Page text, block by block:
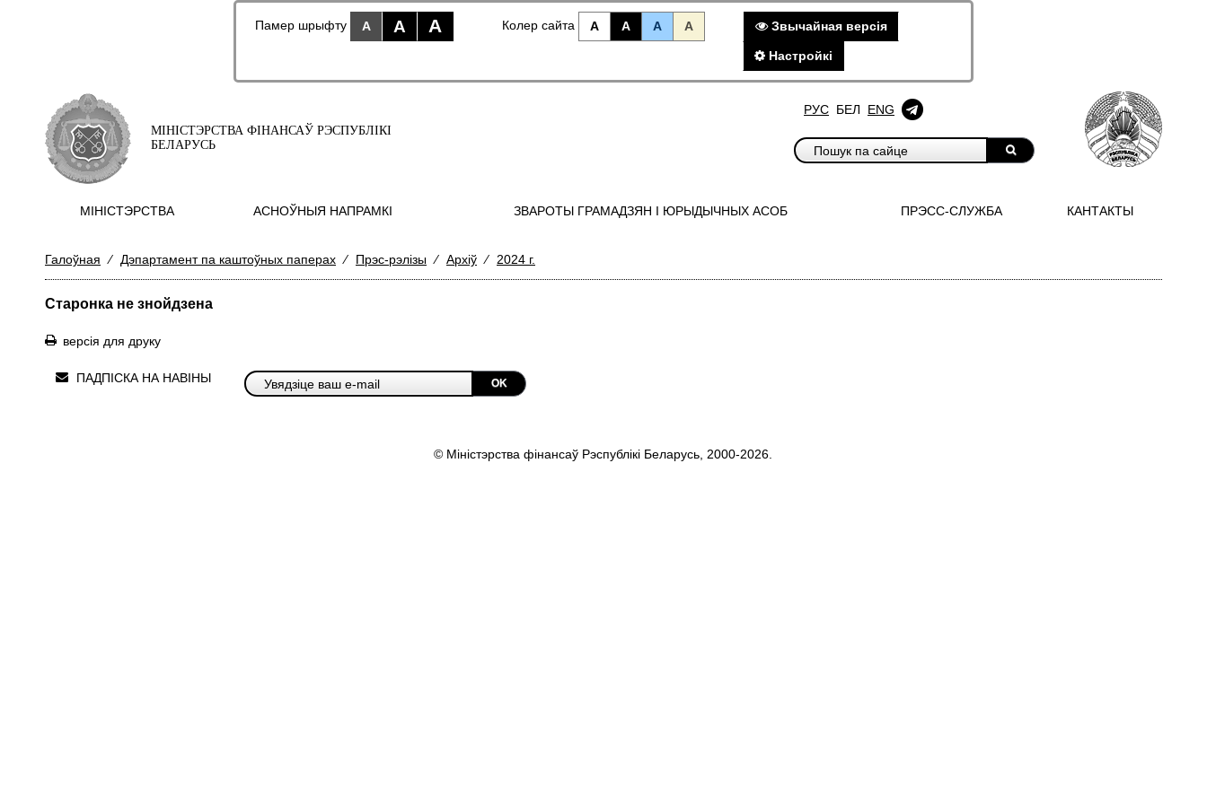
Памер шрыфту A A A Колер сайта A A A A Звычайная версiя
Настройкi
МІНІСТЭРСТВА ФІНАНСАЎ РЭСПУБЛІКІ
БЕЛАРУСЬ
РУС БЕЛ ENG
МIНIСТЭРСТВА АСНОЎНЫЯ НАПРАМКI ЗВАРОТЫ ГРАМАДЗЯН I ЮРЫДЫЧНЫХ АСОБ ПРЭСС-СЛУЖБА КАНТАКТЫ
Галоўная ⁄ Дэпартамент па каштоўных паперах ⁄ Прэс-рэлізы ⁄ Архіў ⁄ 2024 г.
Старонка не знойдзена
версія для друку
ПАДПІСКА НА НАВІНЫ OK
© Міністэрства фінансаў Рэспублікі Беларусь, 2000-2026.